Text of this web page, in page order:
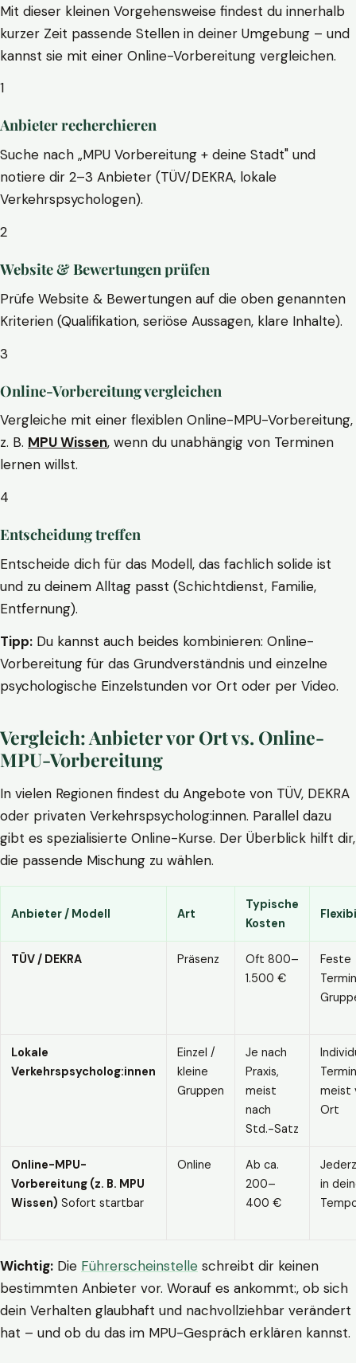
Mit dieser kleinen Vorgehensweise findest du innerhalb
kurzer Zeit passende Stellen in deiner Umgebung – und
kannst sie mit einer Online-Vorbereitung vergleichen.
1
Anbieter recherchieren
Suche nach „MPU Vorbereitung + deine Stadt" und
notiere dir 2–3 Anbieter (TÜV/DEKRA, lokale
Verkehrspsychologen).
2
Website & Bewertungen prüfen
Prüfe Website & Bewertungen auf die oben genannten
Kriterien (Qualifikation, seriöse Aussagen, klare Inhalte).
3
Online-Vorbereitung vergleichen
Vergleiche mit einer flexiblen Online-MPU-Vorbereitung,
z. B. MPU Wissen, wenn du unabhängig von Terminen
lernen willst.
4
Entscheidung treffen
Entscheide dich für das Modell, das fachlich solide ist
und zu deinem Alltag passt (Schichtdienst, Familie,
Entfernung).
Tipp: Du kannst auch beides kombinieren: Online-
Vorbereitung für das Grundverständnis und einzelne
psychologische Einzelstunden vor Ort oder per Video.
Vergleich: Anbieter vor Ort vs. Online-
MPU-Vorbereitung
In vielen Regionen findest du Angebote von TÜV, DEKRA
oder privaten Verkehrspsycholog:innen. Parallel dazu
gibt es spezialisierte Online-Kurse. Der Überblick hilft dir,
die passende Mischung zu wählen.
Anbieter / Modell Art
Typische
Kosten
TÜV / DEKRA Präsenz
Oft 800–
1.500 €
Feste
Lokale
Verkehrspsycholog:innen
Einzel /
kleine
Gruppen
Je nach
Praxis,
meist
nach
Std.-Satz
meist
Ort
Online-MPU-
Vorbereitung (z. B. MPU
Wissen) Sofort startbar
Online
Ab ca.
200–
400 €
in
Wichtig: Die Führerscheinstelle schreibt dir keinen
bestimmten Anbieter vor. Worauf es ankommt:, ob sich
dein Verhalten glaubhaft und nachvollziehbar verändert
hat – und ob du das im MPU-Gespräch erklären kannst.